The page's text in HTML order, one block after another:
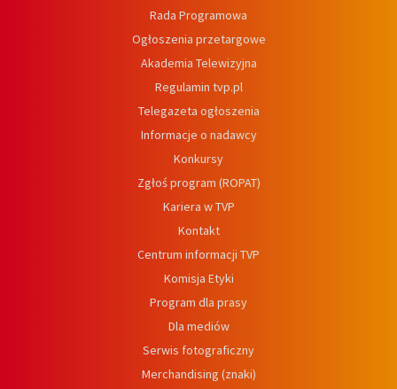
Rada Programowa
Ogłoszenia przetargowe
Akademia Telewizyjna
Regulamin tvp.pl
Telegazeta ogłoszenia
Informacje o nadawcy
Konkursy
Zgłoś program (ROPAT)
Kariera w TVP
Kontakt
Centrum informacji TVP
Komisja Etyki
Program dla prasy
Dla mediów
Serwis fotograficzny
Merchandising (znaki)